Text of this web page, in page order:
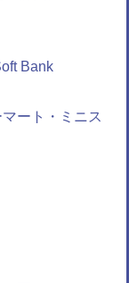
Bank
ート・ミニス